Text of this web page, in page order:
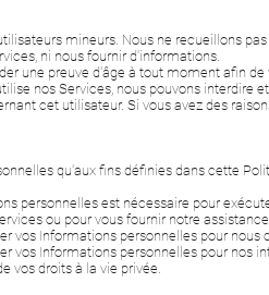
mineurs. Nous ne recueillons
ni nous fournir d'informations.
une preuve d'âge à tout moment afin
nos Services, nous pouvons
cet utilisateur. Si vous avez des
qu'aux fins définies dans cette
personnelles est nécessaire pour
ou pour vous fournir notre
vos Informations personnelles pour
vos Informations personnelles pour nos
vos droits à la vie privée.